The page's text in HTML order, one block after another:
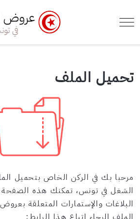
Mobile Menu Toggle
تحميل الملف
مرحبا بك في الركن الخاص بتحميل
الشغل في تونس، تمكنك هذه
البلاغات والإستمارات المتعلقة